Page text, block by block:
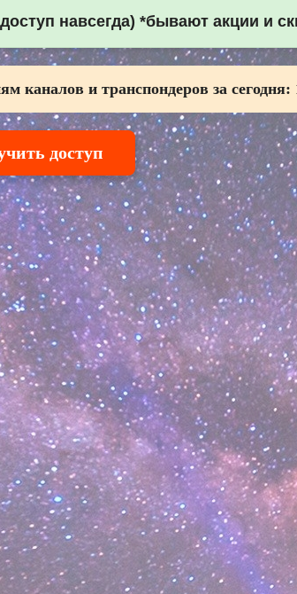
навсегда) *бывают акции и
каналов и транспондеров за сегодня:
доступ